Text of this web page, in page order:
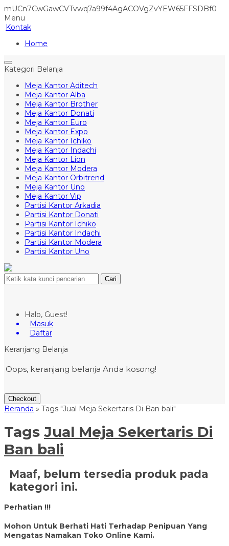
mUCn7CwGawCVTvwq7a99f4AgACOVgZvYEW65FFSDBf0
Menu
Kontak
Home
Kategori Belanja
Meja Kantor Aditech
Meja Kantor Alba
Meja Kantor Brother
Meja Kantor Donati
Meja Kantor Euro
Meja Kantor Expo
Meja Kantor Ichiko
Meja Kantor Indachi
Meja Kantor Lion
Meja Kantor Modera
Meja Kantor Orbitrend
Meja Kantor Uno
Meja Kantor Vip
Partisi Kantor Arkadia
Partisi Kantor Donati
Partisi Kantor Ichiko
Partisi Kantor Indachi
Partisi Kantor Modera
Partisi Kantor Uno
Cari
Halo, Guest!
Masuk
Daftar
Keranjang Belanja
Oops, keranjang belanja Anda kosong!
Checkout
Beranda » Tags "Jual Meja Sekertaris Di Ban bali"
Tags Jual Meja Sekertaris Di
Ban bali
Maaf, belum tersedia produk pada
kategori ini.
Perhatian !!!
Mohon Untuk Berhati Hati Terhadap Penipuan Yang
Mengatas Namakan Toko Online Kami.